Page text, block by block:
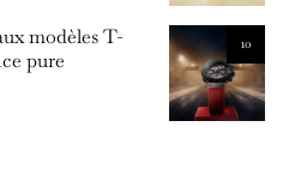
10
modèles T-
pure